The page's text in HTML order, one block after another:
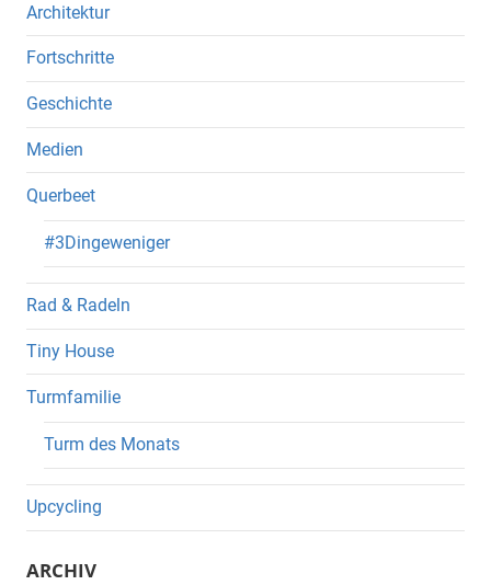
Architektur
Fortschritte
Geschichte
Medien
Querbeet
#3Dingeweniger
Rad & Radeln
Tiny House
Turmfamilie
Turm des Monats
Upcycling
ARCHIV